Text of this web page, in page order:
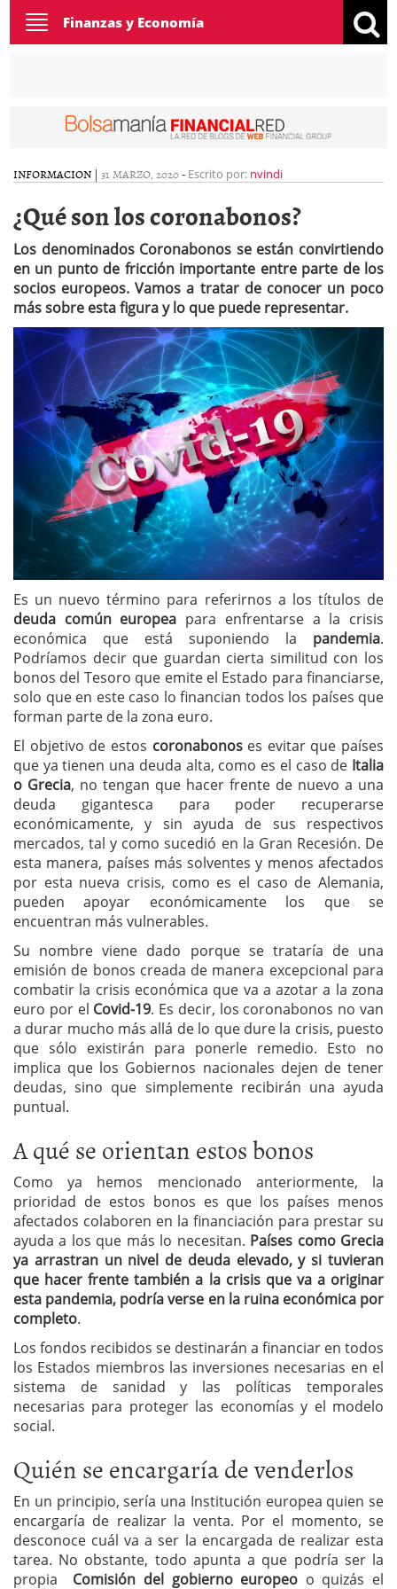
Toggle
navigation
Finanzas y Economía
INFORMACION | 31 MARZO, 2020- Escrito por: nvindi
¿Qué son los coronabonos?
Los denominados Coronabonos se están convirtiendo
en un punto de fricción importante entre parte de los
socios europeos. Vamos a tratar de conocer un poco
más sobre esta figura y lo que puede representar.
Es un nuevo término para referirnos a los títulos de
deuda común europea para enfrentarse a la crisis
económica que está suponiendo la pandemia.
Podríamos decir que guardan cierta similitud con los
bonos del Tesoro que emite el Estado para financiarse,
solo que en este caso lo financian todos los países que
forman parte de la zona euro.
El objetivo de estos coronabonoses evitar que países
que ya tienen una deuda alta, como es el caso de Italia
o Grecia, no tengan que hacer frente de nuevo a una
deuda gigantesca para poder recuperarse
económicamente, y sin ayuda de sus respectivos
mercados, tal y como sucedió en la Gran Recesión. De
esta manera, países más solventes y menos afectados
por esta nueva crisis, como es el caso de Alemania,
pueden apoyar económicamente los que se
encuentran más vulnerables.
Su nombre viene dado porque se trataría de una
emisión de bonos creada de manera excepcional para
combatir la crisis económica que va a azotar a la zona
euro por el Covid-19. Es decir, los coronabonos no van
a durar mucho más allá de lo que dure la crisis, puesto
que sólo existirán para ponerle remedio. Esto no
implica que los Gobiernos nacionales dejen de tener
deudas, sino que simplemente recibirán una ayuda
puntual.
A qué se orientan estos bonos
Como ya hemos mencionado anteriormente, la
prioridad de estos bonos es que los países menos
afectados colaboren en la financiación para prestar su
ayuda a los que más lo necesitan. Países como Grecia
ya arrastran un nivel de deuda elevado, y si tuvieran
que hacer frente también a la crisis que va a originar
esta pandemia, podría verse en la ruina económica por
completo.
Los fondos recibidos se destinarán a financiar en todos
los Estados miembros las inversiones necesarias en el
sistema de sanidad y las políticas temporales
necesarias para proteger las economías y el modelo
social.
Quién se encargaría de venderlos
En un principio, sería una Institución europea quien se
encargaría de realizar la venta. Por el momento, se
desconoce cuál va a ser la encargada de realizar esta
tarea. No obstante, todo apunta a que podría ser la
propia
Comisión del gobierno europeo o quizás el